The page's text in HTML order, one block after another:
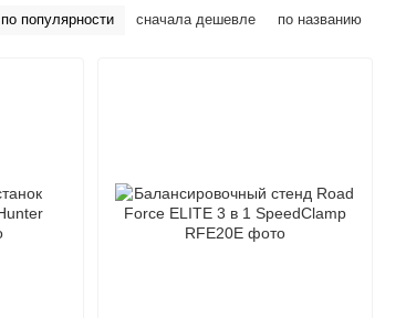
по популярности сначала дешевле по названию